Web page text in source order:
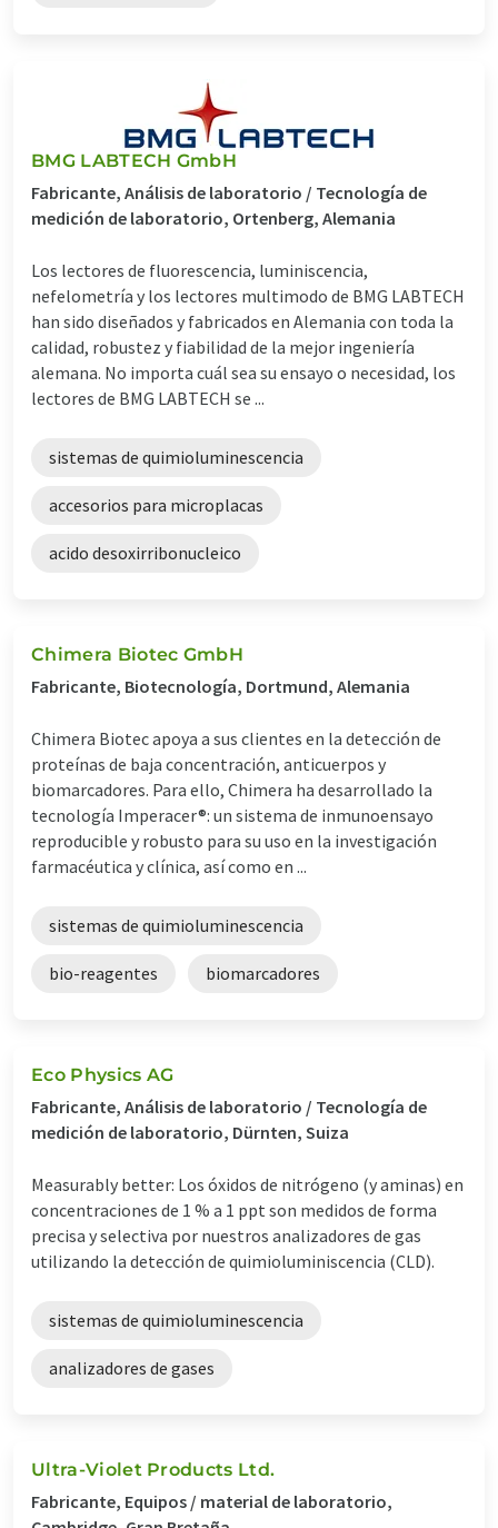
BMG LABTECH GmbH
Fabricante, Análisis de laboratorio / Tecnología de
medición de laboratorio, Ortenberg, Alemania
Los lectores de fluorescencia, luminiscencia,
nefelometría y los lectores multimodo de BMG LABTECH
han sido diseñados y fabricados en Alemania con toda la
calidad, robustez y fiabilidad de la mejor ingeniería
alemana. No importa cuál sea su ensayo o necesidad, los
lectores de BMG LABTECH se ...
sistemas de quimioluminescencia
accesorios para microplacas
acido desoxirribonucleico
Chimera Biotec GmbH
Fabricante, Biotecnología, Dortmund, Alemania
Chimera Biotec apoya a sus clientes en la detección de
proteínas de baja concentración, anticuerpos y
biomarcadores. Para ello, Chimera ha desarrollado la
tecnología Imperacer®: un sistema de inmunoensayo
reproducible y robusto para su uso en la investigación
farmacéutica y clínica, así como en ...
sistemas de quimioluminescencia
bio-reagentes biomarcadores
Eco Physics AG
Fabricante, Análisis de laboratorio / Tecnología de
medición de laboratorio, Dürnten, Suiza
Measurably better: Los óxidos de nitrógeno (y aminas) en
concentraciones de 1 % a 1 ppt son medidos de forma
precisa y selectiva por nuestros analizadores de gas
utilizando la detección de quimioluminiscencia (CLD).
sistemas de quimioluminescencia
analizadores de gases
Ultra-Violet Products Ltd.
Fabricante, Equipos / material de laboratorio,